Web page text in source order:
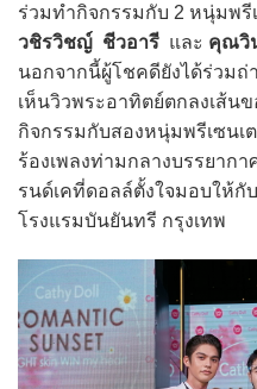
ร่วมทำกิจกรรมกับ 2 หนุ่มพรี
วชิรวิชญ์ ชีวอารี และ คุณวิ
นอกจากนี้ผู้โชคดียังได้ร่วม
เห็นวิวพระอาทิตย์ตกลงเส้น
กิจกรรมกับสองหนุ่มพรีเซนเ
ร้องเพลงท่ามกลางบรรยาก
รนด์เคที่ดอลล์ตั้งใจมอบให้กั
โรงแรมบันยันทรี กรุงเทพ